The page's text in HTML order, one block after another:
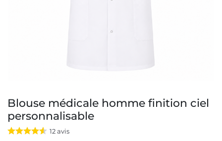
Blouse médicale homme finition ciel
personnalisable
12avis